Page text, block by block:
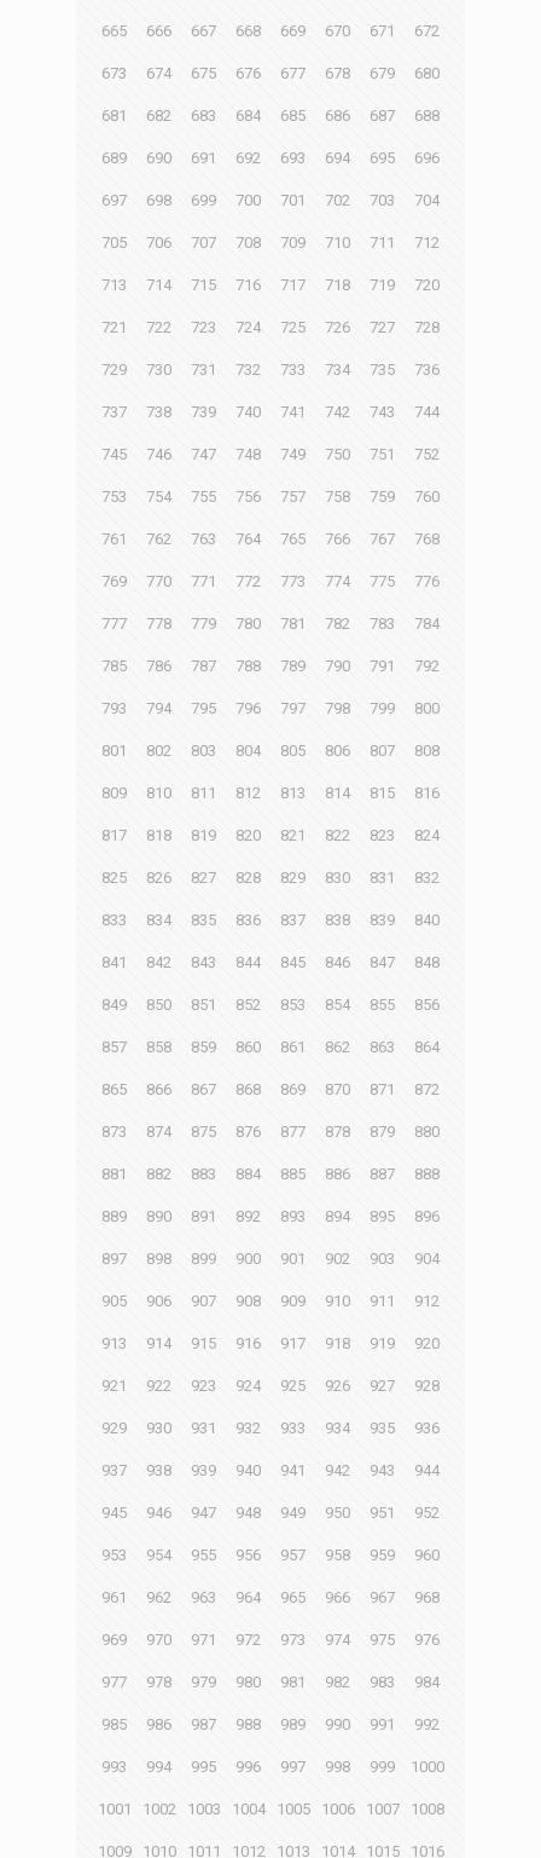
665 666 667 668 669 670 671 672
673 674 675 676 677 678 679 680
681 682 683 684 685 686 687 688
689 690 691 692 693 694 695 696
697 698 699 700 701 702 703 704
705 706 707 708 709 710 711 712
713 714 715 716 717 718 719 720
721 722 723 724 725 726 727 728
729 730 731 732 733 734 735 736
737 738 739 740 741 742 743 744
745 746 747 748 749 750 751 752
753 754 755 756 757 758 759 760
761 762 763 764 765 766 767 768
769 770 771 772 773 774 775 776
777 778 779 780 781 782 783 784
785 786 787 788 789 790 791 792
793 794 795 796 797 798 799 800
801 802 803 804 805 806 807 808
809 810 811 812 813 814 815 816
817 818 819 820 821 822 823 824
825 826 827 828 829 830 831 832
833 834 835 836 837 838 839 840
841 842 843 844 845 846 847 848
849 850 851 852 853 854 855 856
857 858 859 860 861 862 863 864
865 866 867 868 869 870 871 872
873 874 875 876 877 878 879 880
881 882 883 884 885 886 887 888
889 890 891 892 893 894 895 896
897 898 899 900 901 902 903 904
905 906 907 908 909 910 911 912
913 914 915 916 917 918 919 920
921 922 923 924 925 926 927 928
929 930 931 932 933 934 935 936
937 938 939 940 941 942 943 944
945 946 947 948 949 950 951 952
953 954 955 956 957 958 959 960
961 962 963 964 965 966 967 968
969 970 971 972 973 974 975 976
977 978 979 980 981 982 983 984
985 986 987 988 989 990 991 992
993 994 995 996 997 998 999 1000
1001 1002 1003 1004 1005 1006 1007 1008
1009 1010 1011 1012 1013 1014 1015 1016